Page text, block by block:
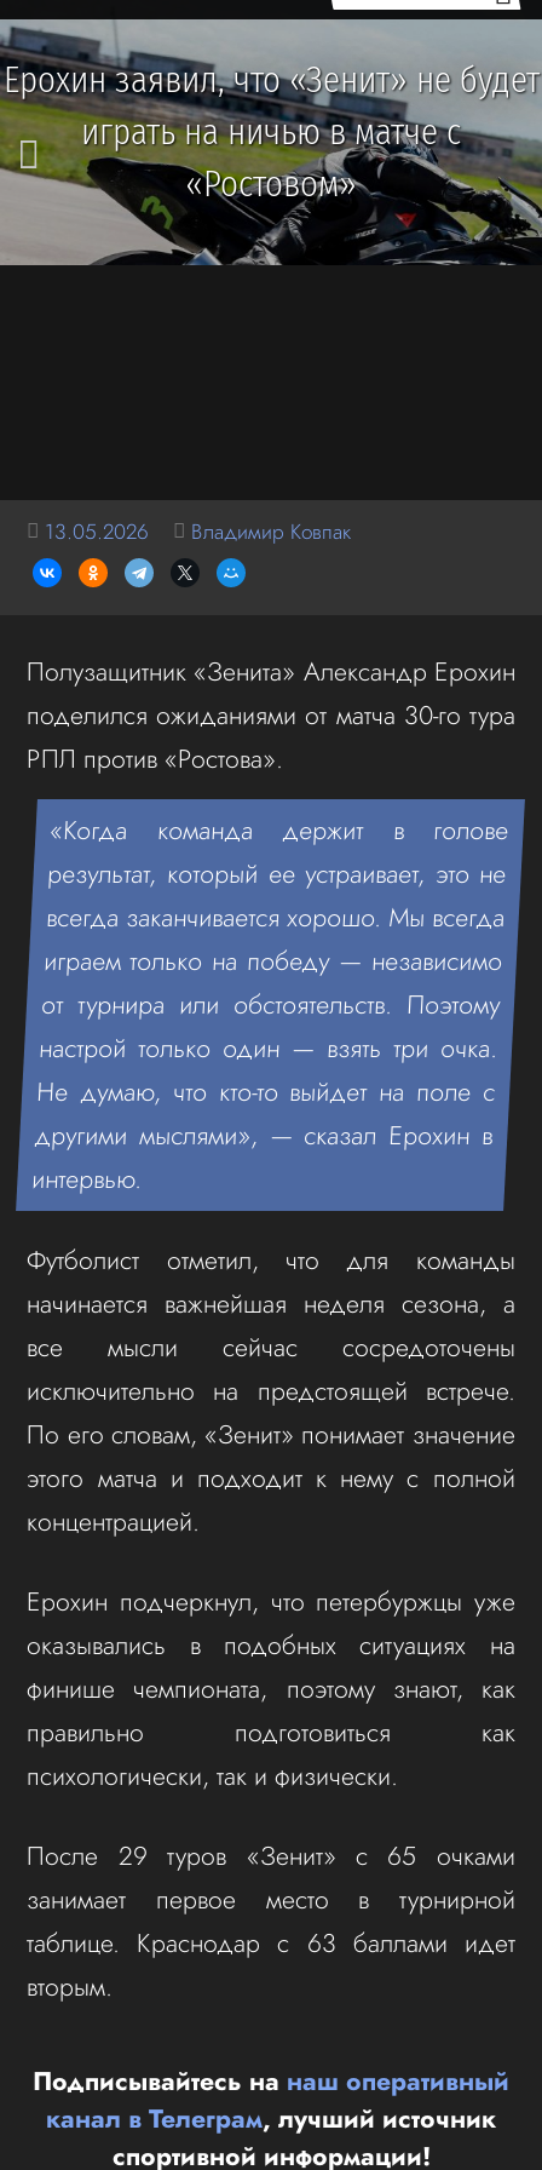
Ерохин заявил, что «Зенит» не будет
играть на ничью в матче с
«Ростовом»
13.05.2026 Владимир Ковпак
Полузащитник «Зенита» Александр Ерохин
поделился ожиданиями от матча 30-го тура
РПЛ против «Ростова».
«Когда команда держит в голове
результат, который ее устраивает, это не
всегда заканчивается хорошо. Мы всегда
играем только на победу — независимо
от турнира или обстоятельств. Поэтому
настрой только один — взять три очка.
Не думаю, что кто-то выйдет на поле с
другими мыслями», — сказал Ерохин в
интервью.
Футболист отметил, что для команды
начинается важнейшая неделя сезона, а
все мысли сейчас сосредоточены
исключительно на предстоящей встрече.
По его словам, «Зенит» понимает значение
этого матча и подходит к нему с полной
концентрацией.
Ерохин подчеркнул, что петербуржцы уже
оказывались в подобных ситуациях на
финише чемпионата, поэтому знают, как
правильно подготовиться как
психологически, так и физически.
После 29 туров «Зенит» с 65 очками
занимает первое место в турнирной
таблице. Краснодар с 63 баллами идет
вторым.
Подписывайтесь на наш оперативный
канал в Телеграм, лучший источник
спортивной информации!